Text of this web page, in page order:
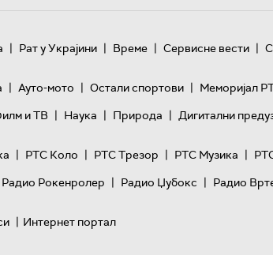
| Рат у Украјини | Време | Сервисне вести |
| Ауто-мото | Остали спортови | Меморијал
и ТВ | Наука | Природа | Дигитални
| РТС Коло | РТС Трезор | РТС Музика |
Радио Рокенролер | Радио Џубокс | Радио
| Интернет портал